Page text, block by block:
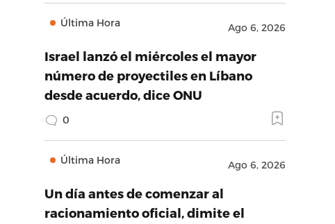
Última Hora Ago 6, 2026
Israel lanzó el miércoles el mayor
número de proyectiles en Líbano
desde acuerdo, dice ONU
0
Última Hora Ago 6, 2026
Un día antes de comenzar al
racionamiento oficial, dimite el